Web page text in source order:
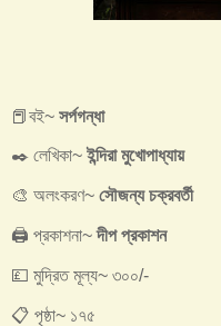
📕বই~ সর্পগন্ধা
✒️ লেখিকা~ ইন্দিরা মুখোপাধ্যায়
🎨 অলংকরণ~ সৌজন্য চক্রবর্তী
🖨️ প্রকাশনা~দীপ প্রকাশন
💷 মুদ্রিত মূল্য~ ৩০০/-
📋 পৃষ্ঠা~ ১৭৫